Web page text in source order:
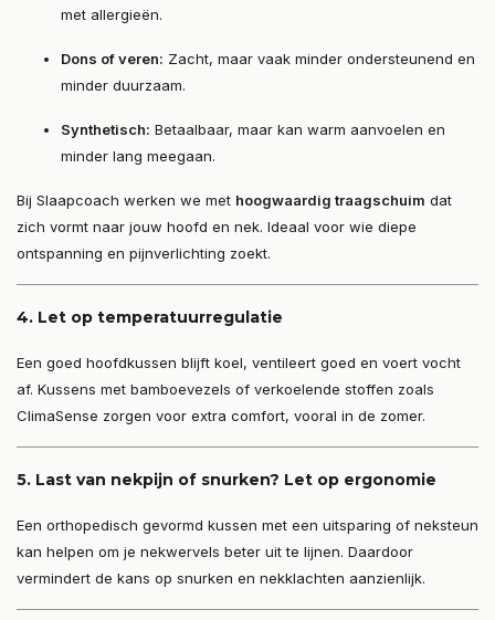
met allergieën.
Dons of veren: Zacht, maar vaak minder ondersteunend en
minder duurzaam.
Synthetisch: Betaalbaar, maar kan warm aanvoelen en
minder lang meegaan.
Bij Slaapcoach werken we met hoogwaardig traagschuim dat
zich vormt naar jouw hoofd en nek. Ideaal voor wie diepe
ontspanning en pijnverlichting zoekt.
4. Let op temperatuurregulatie
Een goed hoofdkussen blijft koel, ventileert goed en voert vocht
af. Kussens met bamboevezels of verkoelende stoffen zoals
ClimaSense zorgen voor extra comfort, vooral in de zomer.
5. Last van nekpijn of snurken? Let op ergonomie
Een orthopedisch gevormd kussen met een uitsparing of neksteun
kan helpen om je nekwervels beter uit te lijnen. Daardoor
vermindert de kans op snurken en nekklachten aanzienlijk.